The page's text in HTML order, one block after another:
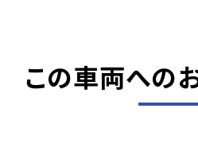
この車両への